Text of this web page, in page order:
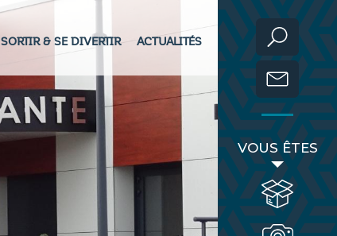
SORTIR & SE DIVERTIR ACTUALITÉS
VOUS ÊTES